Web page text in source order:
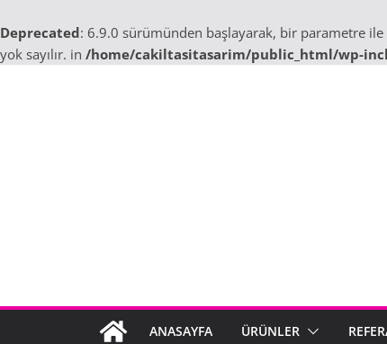
Deprecated: 6.9.0 sürümünden başlayarak, bir parametre ile
yok sayılır. in /home/cakiltasitasarim/public_html/wp-
ANASAYFA ÜRÜNLER